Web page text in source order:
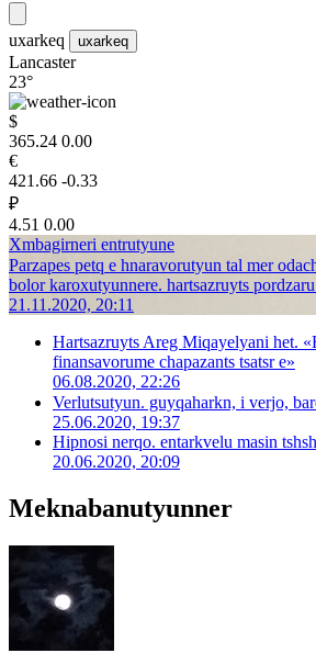
uxarkeq uxarkeq
Lancaster
23°
$
365.24 0.00
€
421.66 -0.33
₽
4.51 0.00
Xmbagirneri entrutyune
Parzapes petq e hnaravorutyun tal mer
bolor karoxutyunnere. hartsazruyts
21.11.2020, 20:11
Hartsazruyts Areg Miqayelyani het.
finansavorume chapazants tsatsr e»
06.08.2020, 22:26
Verlutsutyun. guyqaharkn, i verjo,
25.06.2020, 19:37
Hipnosi nerqo. entarkvelu masin
20.06.2020, 20:09
Meknabanutyunner